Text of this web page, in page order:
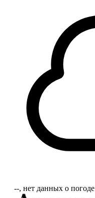
‐‐, нет данных о погоде